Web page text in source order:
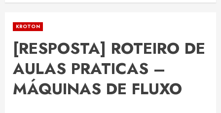
KROTON
[RESPOSTA] ROTEIRO DE
AULAS PRATICAS –
MÁQUINAS DE FLUXO